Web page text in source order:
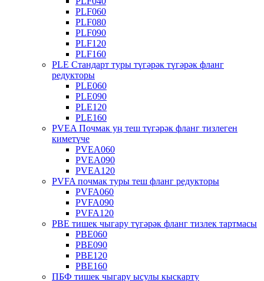
PLF060
PLF080
PLF090
PLF120
PLF160
PLE Стандарт туры түгәрәк түгәрәк фланг
редукторы
PLE060
PLE090
PLE120
PLE160
PVEA Почмак уң теш түгәрәк фланг тизлеген
киметүче
PVEA060
PVEA090
PVEA120
PVFA почмак туры теш фланг редукторы
PVFA060
PVFA090
PVFA120
PBE тишек чыгару түгәрәк фланг тизлек тартмасы
PBE060
PBE090
PBE120
PBE160
ПБФ тишек чыгару ысулы кыскарту